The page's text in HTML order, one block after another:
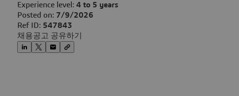
Experience level: 4 to 5 years
Posted on: 7/9/2026
Ref ID: 547843
채용공고 공유하기